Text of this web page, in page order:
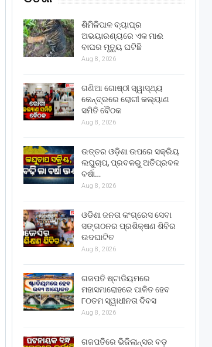
ଶିମିଳିପାଳ ବ୍ୟାଘ୍ର
ଅଭୟାରଣ୍ୟରେ ଏକ ମାଈ
ବାଘର ମୃତ୍ୟୁ ଘଟିଛି
Aug 8, 2026
ଗଣିଆ ଗୋଷ୍ଠୀ ସ୍ୱାସ୍ଥ୍ୟ
କେନ୍ଦ୍ରରେ ରୋଗୀ କଲ୍ୟାଣ
ସମିତି ବୈଠକ
Aug 8, 2026
ଉତ୍ତର ଓଡ଼ିଶା ଉପରେ ସକ୍ରିୟ
ଲଘୁଚାପ, ପ୍ରବଳରୁ ଅତିପ୍ରବଳ
ବର୍ଷା…
Aug 8, 2026
ଓଡିଶା ଜନତା କଂଗ୍ରେସ ସେବା
ସଙ୍ଗଠନର ପ୍ରଶିକ୍ଷଣ ଶିବିର
ଉଦଘାଟିତ
Aug 8, 2026
ଗଜପତି ଷ୍ଟାଡିୟମରେ
ମହାସମାରୋହରେ ପାଳିତ ହେବ
୮୦ତମ ସ୍ୱାଧୀନତା ଦିବସ
Aug 8, 2026
ଗଜପତିରେ ଭିଜିଲାନ୍ସର ବଡ଼